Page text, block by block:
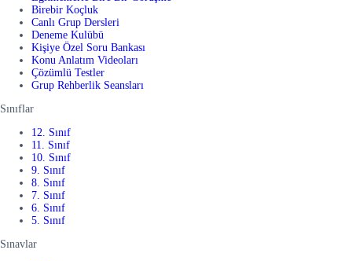
Birebir Koçluk
Canlı Grup Dersleri
Deneme Kulübü
Kişiye Özel Soru Bankası
Konu Anlatım Videoları
Çözümlü Testler
Grup Rehberlik Seansları
Sınıflar
12. Sınıf
11. Sınıf
10. Sınıf
9. Sınıf
8. Sınıf
7. Sınıf
6. Sınıf
5. Sınıf
Sınavlar